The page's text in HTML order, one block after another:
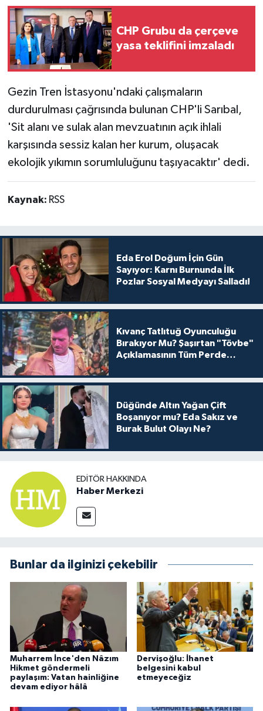
CHP Grubu da çerçeve
yasa teklifini imzaladı
Gezin Tren İstasyonu'ndaki çalışmaların
durdurulması çağrısında bulunan CHP'li Sarıbal,
'Sit alanı ve sulak alan mevzuatının açık ihlali
karşısında sessiz kalan her kurum, oluşacak
ekolojik yıkımın sorumluluğunu taşıyacaktır' dedi.
Kaynak: RSS
Eda Erol Doğum İçin Gün
Sayıyor: Karnı Burnunda İlk
Pozlar Sosyal Medyayı Salladı!
Kıvanç Tatlıtuğ Oyunculuğu
Bırakıyor Mu? Şaşırtan "Tövbe"
Açıklamasının Tüm Perde
Düğünde Altın Yağan Çift
Boşanıyor mu? Eda Sakız ve
Burak Bulut Olayı Ne?
EDITÖR HAKKINDA
Haber Merkezi
Bunlar da ilginizi çekebilir
Muharrem İnce'den Nâzım
Hikmet göndermeli
paylaşım: Vatan hainliğine
devam ediyor hâlâ
Dervişoğlu: İhanet
belgesini kabul
etmeyeceğiz